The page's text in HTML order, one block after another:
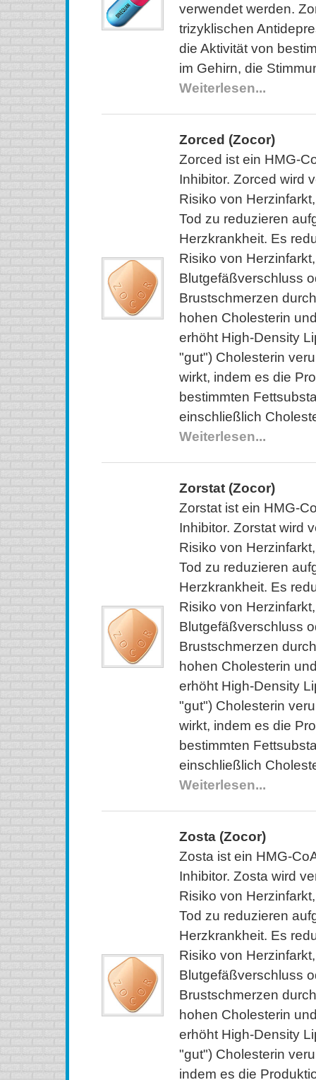
verwendet werden.
trizyklischen
die Aktivität von
im Gehirn, die
Weiterlesen...
Zorced (Zocor)
Zorced ist ein HMG-
Inhibitor. Zorced wird
Risiko von
Tod zu reduzieren
Herzkrankheit. Es
Risiko von
Blutgefäßverschluss
Brustschmerzen
hohen Cholesterin
erhöht High-Density
"gut") Cholesterin
wirkt, indem es die
bestimmten
einschließlich
Weiterlesen...
Zorstat (Zocor)
Zorstat ist ein HMG-
Inhibitor. Zorstat wird
Risiko von
Tod zu reduzieren
Herzkrankheit. Es
Risiko von
Blutgefäßverschluss
Brustschmerzen
hohen Cholesterin
erhöht High-Density
"gut") Cholesterin
wirkt, indem es die
bestimmten
einschließlich
Weiterlesen...
Zosta (Zocor)
Zosta ist ein HMG-
Inhibitor. Zosta wird
Risiko von
Tod zu reduzieren
Herzkrankheit. Es
Risiko von
Blutgefäßverschluss
Brustschmerzen
hohen Cholesterin
erhöht High-Density
"gut") Cholesterin
indem es die